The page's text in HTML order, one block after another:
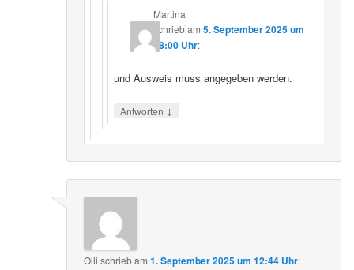
Martina
schriebam 5. September 2025 um
18:00 Uhr:
und Ausweis muss angegeben werden.
Antworten ↓
Olli schriebam1. September 2025 um 12:44 Uhr: